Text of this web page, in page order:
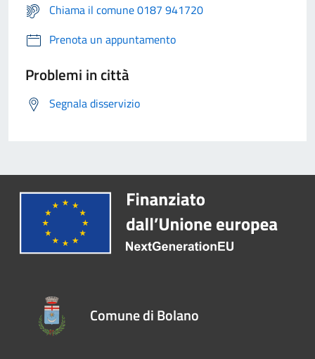
Chiama il comune 0187 941720
Prenota un appuntamento
Problemi in città
Segnala disservizio
Comune di Bolano